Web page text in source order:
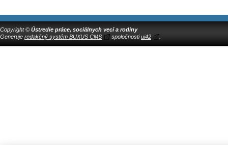
Copyright © Ústredie práce, sociálnych vecí a rodiny
Generuje redakčný systém BUXUS CMS spoločnostiui42